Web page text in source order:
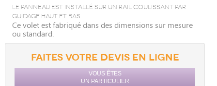
Le panneau est installé sur un rail coulissant par
guidage haut et bas.
Ce volet est fabriqué dans des dimensions sur mesure
ou standard.
FAITES VOTRE DEVIS EN LIGNE
VOUS ÊTES
UN PARTICULIER